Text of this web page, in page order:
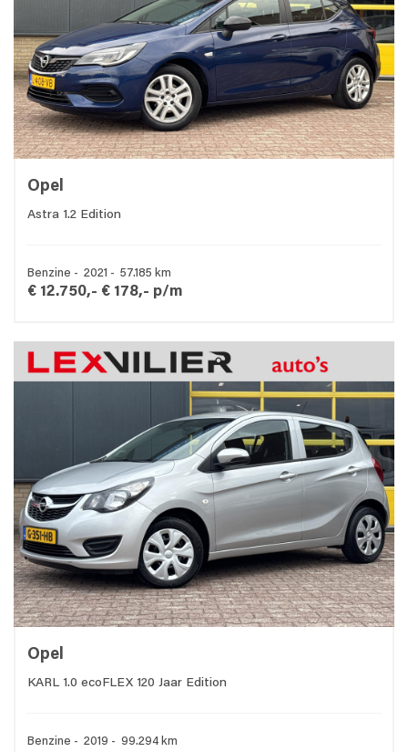
Opel
Astra 1.2 Edition
Benzine - 2021 - 57.185 km
€ 12.750,- € 178,- p/m
Opel
KARL 1.0 ecoFLEX 120 Jaar Edition
Benzine - 2019 - 99.294 km